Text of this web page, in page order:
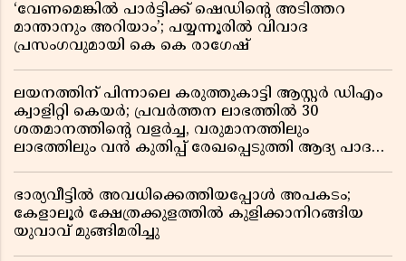
‘വേണമെങ്കിൽ പാർട്ടിക്ക് ഷെഡിൻ്റെ അടിത്തറ
മാന്താനും അറിയാം’; പയ്യന്നൂരിൽ വിവാദ
പ്രസംഗവുമായി കെ കെ രാഗേഷ്
ലയനത്തിന് പിന്നാലെ കരുത്തുകാട്ടി ആസ്റ്റർ ഡിഎം
ക്വാളിറ്റി കെയർ; പ്രവർത്തന ലാഭത്തിൽ 30
ശതമാനത്തിൻ്റെ വളർച്ച, വരുമാനത്തിലും
ലാഭത്തിലും വൻ കുതിപ്പ് രേഖപ്പെടുത്തി ആദ്യ പാദ
ഭാര്യവീട്ടിൽ അവധിക്കെത്തിയപ്പോൾ അപകടം;
കേളാലൂർ ക്ഷേത്രക്കുളത്തിൽ കുളിക്കാനിറങ്ങിയ
യുവാവ് മുങ്ങിമരിച്ചു